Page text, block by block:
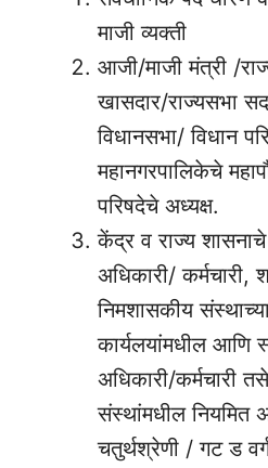
माजी व्यक्ती
आजी/माजी मंत्री /
खासदार/राज्यसभा
विधानसभा/ विधान
महानगरपालिकेचे
परिषदेचे अध्यक्ष.
केंद्र व राज्य शासनाचे
अधिकारी/
निमशासकीय
कार्यलयांमधील आणि
अधिकारी/कर्मचारी
संस्थांमधील नियमित
चतुर्थश्रेणी / गट ड